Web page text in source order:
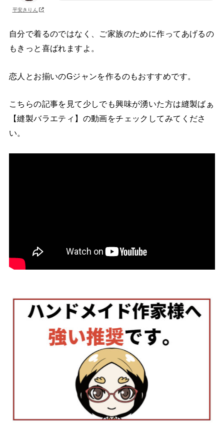
平安きりん
自分で着るのではなく、ご家族のために作ってあげるの
もきっと喜ばれますよ。
恋人とお揃いのGジャンを作るのもおすすめです。
こちらの記事を見て少しでも興味が湧いた方は縫製ばぁ
【縫製バラエティ】の動画をチェックしてみてくださ
い。